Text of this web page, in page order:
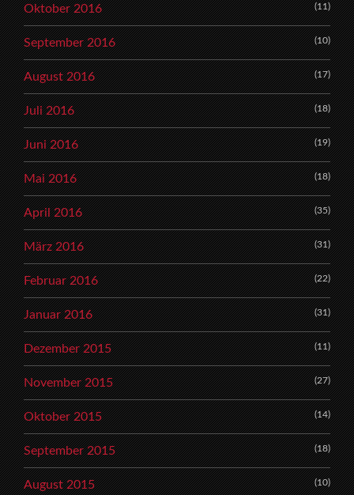
Oktober 2016 (11)
September 2016 (10)
August 2016 (17)
Juli 2016 (18)
Juni 2016 (19)
Mai 2016 (18)
April 2016 (35)
März 2016 (31)
Februar 2016 (22)
Januar 2016 (31)
Dezember 2015 (11)
November 2015 (27)
Oktober 2015 (14)
September 2015 (18)
August 2015 (10)